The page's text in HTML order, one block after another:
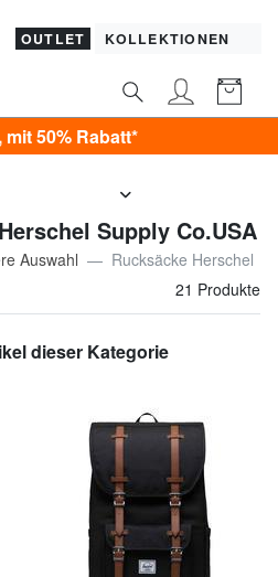
OUTLET KOLLEKTIONEN
Supply Co.USA
Auswahl
Rucksäcke Herschel
21 Produkte
dieser Kategorie